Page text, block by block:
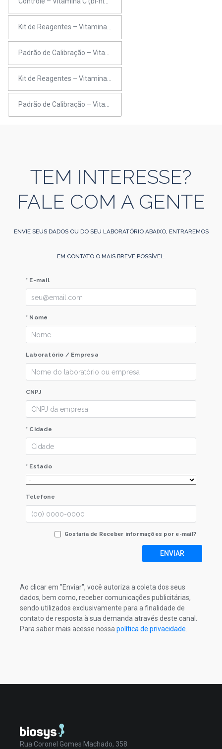
TEM INTERESSE?
FALE COM A GENTE
ENVIE SEUS DADOS OU DO SEU LABORATÓRIO ABAIXO, ENTRAREMOS
EM CONTATO O MAIS BREVE POSSÍVEL.
* E-mail
* Nome
Laboratório / Empresa
CNPJ
* Cidade
* Estado
Telefone
Gostaria de Receber informações por e-mail?
ENVIAR
Ao clicar em "Enviar", você autoriza a coleta dos seus
dados, bem como, receber comunicações publicitárias,
sendo utilizados exclusivamente para a finalidade de
contato de resposta à sua demanda através deste canal.
Para saber mais acesse nossa política de privacidade
Rua Coronel Gomes Machado, 358